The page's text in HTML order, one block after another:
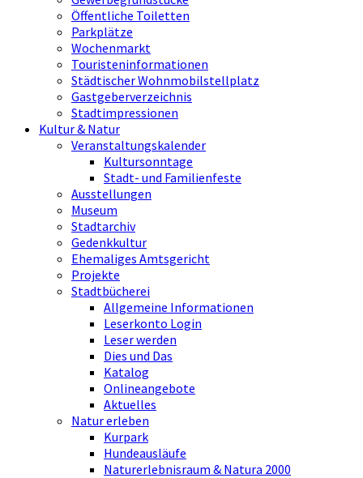
Öffentliche Toiletten
Parkplätze
Wochenmarkt
Touristeninformationen
Städtischer Wohnmobilstellplatz
Gastgeberverzeichnis
Stadtimpressionen
Kultur & Natur
Veranstaltungskalender
Kultursonntage
Stadt- und Familienfeste
Ausstellungen
Museum
Stadtarchiv
Gedenkkultur
Ehemaliges Amtsgericht
Projekte
Stadtbücherei
Allgemeine Informationen
Leserkonto Login
Leser werden
Dies und Das
Katalog
Onlineangebote
Aktuelles
Natur erleben
Kurpark
Hundeausläufe
Naturerlebnisraum & Natura 2000